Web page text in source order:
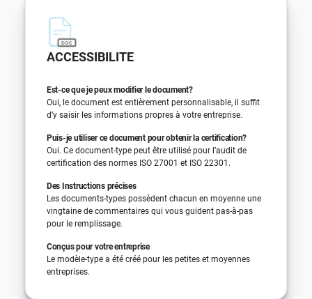
ACCESSIBILITE
Est-ce que je peux modifier le document?
Oui, le document est entièrement personnalisable, il suffit
d’y saisir les informations propres à votre entreprise.
Puis-je utiliser ce document pour obtenir la certification?
Oui. Ce document-type peut être utilisé pour l’audit de
certification des normes ISO 27001 et ISO 22301.
Des Instructions précises
Les documents-types possèdent chacun en moyenne une
vingtaine de commentaires qui vous guident pas-à-pas
pour le remplissage.
Conçus pour votre entreprise
Le modèle-type a été créé pour les petites et moyennes
entreprises.